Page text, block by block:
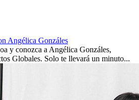
Angélica Gonzáles
y conozca a Angélica Gonzáles,
Globales. Solo te llevará un minuto...